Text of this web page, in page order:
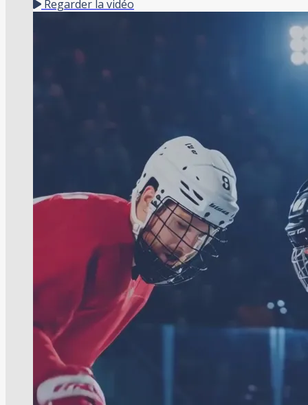
Regarder la vidéo